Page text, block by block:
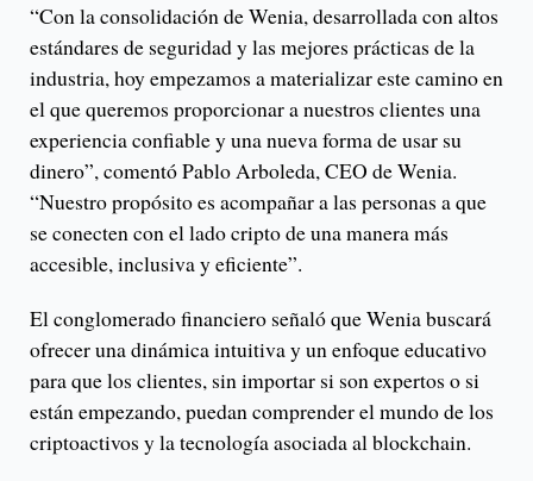
“Con la consolidación de Wenia, desarrollada con altos
estándares de seguridad y las mejores prácticas de la
industria, hoy empezamos a materializar este camino en
el que queremos proporcionar a nuestros clientes una
experiencia confiable y una nueva forma de usar su
dinero”, comentó Pablo Arboleda, CEO de Wenia.
“Nuestro propósito es acompañar a las personas a que
se conecten con el lado cripto de una manera más
accesible, inclusiva y eficiente”.
El conglomerado financiero señaló que Wenia buscará
ofrecer una dinámica intuitiva y un enfoque educativo
para que los clientes, sin importar si son expertos o si
están empezando, puedan comprender el mundo de los
criptoactivos y la tecnología asociada al blockchain.